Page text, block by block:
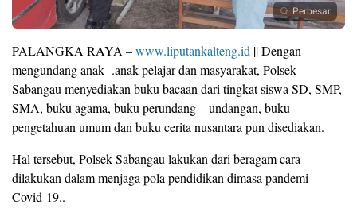
Perbesar
PALANGKA RAYA –www.liputankalteng.id || Dengan
mengundang anak -.anak pelajar dan masyarakat, Polsek
Sabangau menyediakan buku bacaan dari tingkat siswa SD, SMP,
SMA, buku agama, buku perundang – undangan, buku
pengetahuan umum dan buku cerita nusantara pun disediakan.
Hal tersebut, Polsek Sabangau lakukan dari beragam cara
dilakukan dalam menjaga pola pendidikan dimasa pandemi
Covid-19..